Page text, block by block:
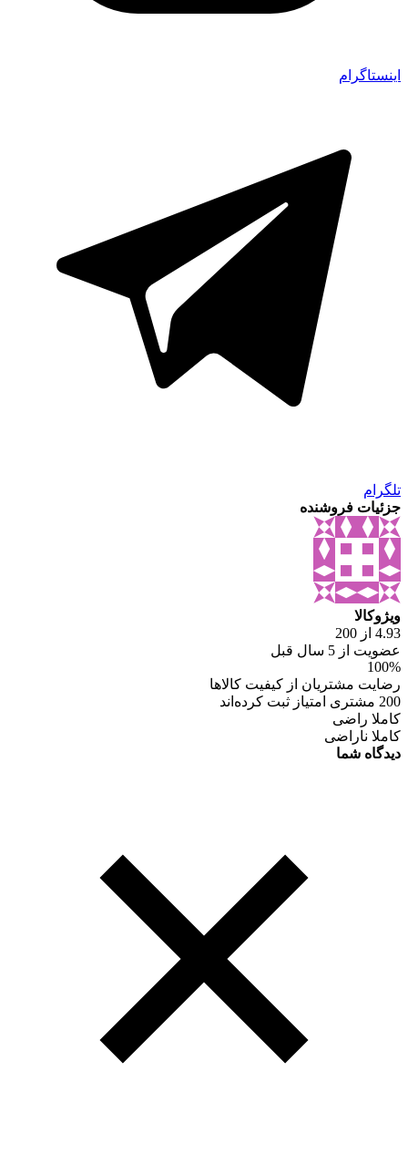
اینستاگرام
تلگرام
جزئیات فروشنده
ویژوکالا
4.93 از 200
عضویت از 5 سال قبل
100%
رضایت مشتریان از کیفیت کالاها
200 مشتری امتیاز ثبت کرده‌اند
کاملا راضی
کاملا ناراضی
دیدگاه شما